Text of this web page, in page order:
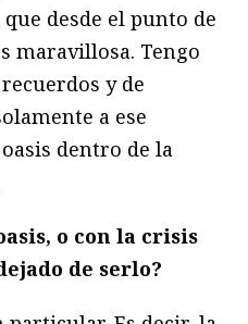
desde el punto de
maravillosa. Tengo
y de
a ese
dentro de la
o con la crisis
de serlo?